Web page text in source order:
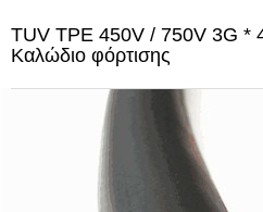
TUV TPE 450V / 750V 3G *
Καλώδιο φόρτισης